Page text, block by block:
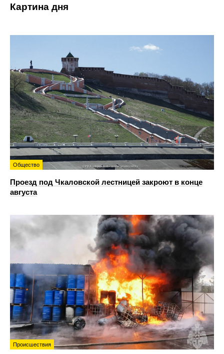
Картина дня
Общество
Проезд под Чкаловской лестницей закроют в конце
августа
Происшествия